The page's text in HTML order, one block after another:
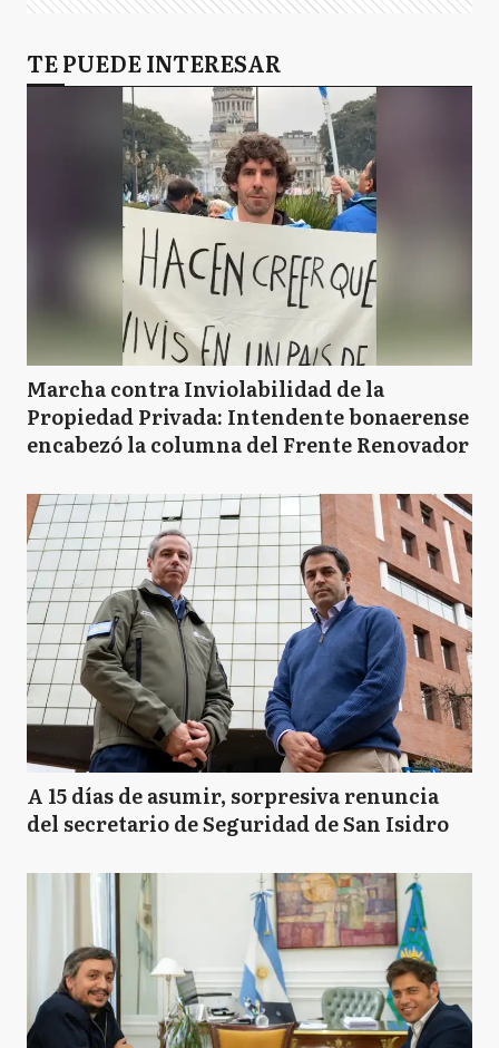
TE PUEDE INTERESAR
Marcha contra Inviolabilidad de la
Propiedad Privada: Intendente bonaerense
encabezó la columna del Frente Renovador
A 15 días de asumir, sorpresiva renuncia
del secretario de Seguridad de San Isidro